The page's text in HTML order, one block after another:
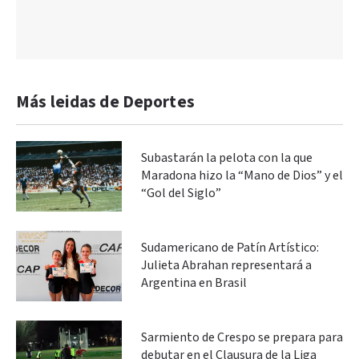
Más leidas de Deportes
Subastarán la pelota con la que
Maradona hizo la “Mano de Dios” y el
“Gol del Siglo”
Sudamericano de Patín Artístico:
Julieta Abrahan representará a
Argentina en Brasil
Sarmiento de Crespo se prepara para
debutar en el Clausura de la Liga